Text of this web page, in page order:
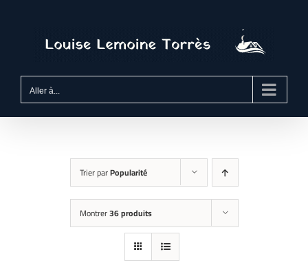
Aller à...
Trier parPopularité
Montrer36 produits